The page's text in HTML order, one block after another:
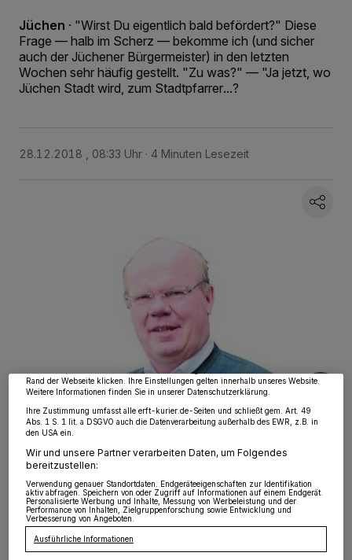
Jüchen · "Wirst Du eigentlich bald befördert?" Diese
Frage — halb im Scherz — bekomme ich (und sicher
auch der Jüchener Bürgermeister) in den letzten
Wochen sehr häufig gestellt. "Zu was?" — "Ja jetzt, wo
Jüchen Stadt wird, zum Stadtpfarrer...?
28.12.2018 , 08:33 Uhr 4 Minuten Lesezeit
Pfarrer Ulrich Clancett wird im Jahresabschluss-Gottesdienst das
Motto „Stadtluft macht frei“ thematisieren.
Foto: Foto: Alina Gries
-Partner speichern und greifen auf personenbezogene Daten
wie Browserdaten oder eindeutige Kennungen auf Ihrem Gerät zu. Durch Auswahl
von OK aktivieren Sie Tracking-Technologien für die unter „Wir und unsere
Partner verarbeiten Daten, um Ihnen Dienste bereitzustellen“ aufgeführten
Zwecke. Wenn Tracker deaktiviert sind, sind manche Inhalte und Anzeigen
möglicherweise nicht mehr so relevant für Sie. Sie können dieses Menü jederzeit
wieder aufrufen, um Ihre Einstellungen zu ändern oder Ihre Einwilligung zu
widerrufen, indem Sie auf den Link Einstellungen oder Ablehnen am unteren
Rand der Webseite klicken. Ihre Einstellungen gelten innerhalb unseres Website.
Weitere Informationen finden Sie in unserer Datenschutzerklärung.
Ihre Zustimmung umfasst alle erft-kurier.de-Seiten und schließt gem. Art. 49
Abs. 1 S. 1 lit. a DSGVO auch die Datenverarbeitung außerhalb des EWR, z.B. in
den USA ein.
Wir und unsere Partner verarbeiten Daten, um Folgendes
bereitzustellen:
Verwendung genauer Standortdaten. Endgeräteeigenschaften zur Identifikation
aktiv abfragen. Speichern von oder Zugriff auf Informationen auf einem Endgerät.
Personalisierte Werbung und Inhalte, Messung von Werbeleistung und der
Performance von Inhalten, Zielgruppenforschung sowie Entwicklung und
Verbesserung von Angeboten.
Ausführliche Informationen